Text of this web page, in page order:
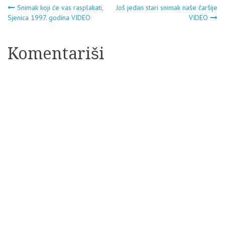
Navigacija
Snimak koji će vas rasplakati,
Sjenica 1997. godina VIDEO
Još jedan stari snimak naše čaršije
VIDEO
Komentariši